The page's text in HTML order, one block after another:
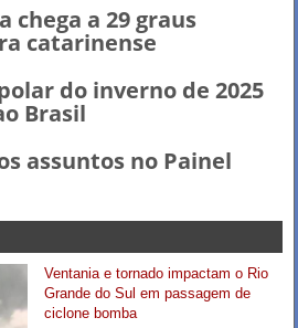
chega a 29 graus
catarinense
do inverno de 2025
Brasil
assuntos no Painel
Ventania e tornado impactam o Rio
Grande do Sul em passagem de
ciclone bomba